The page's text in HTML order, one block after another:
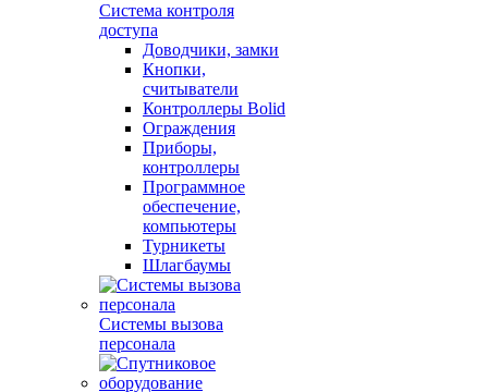
Система контроля
доступа
Доводчики, замки
Кнопки,
считыватели
Контроллеры Bolid
Ограждения
Приборы,
контроллеры
Программное
обеспечение,
компьютеры
Турникеты
Шлагбаумы
Системы вызова
персонала